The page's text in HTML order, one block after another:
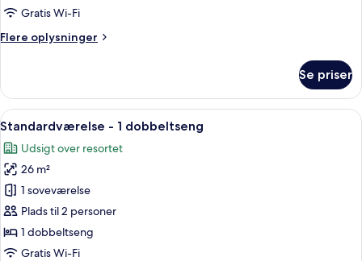
Gratis Wi-Fi
Flere oplysninger
Flere
(Family
suite)
Se priser
Indlæs
alle
billeder
af
Standardværelse
-
1
dobbeltseng
Et hotelværelse med en seng, et
4
Standardværelse - 1 dobbeltseng
Udsigt over resortet
26 m²
1 soveværelse
Plads til 2 personer
1 dobbeltseng
Gratis Wi-Fi